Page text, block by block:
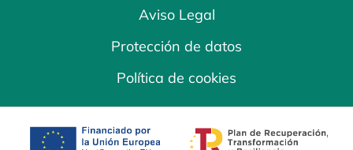
Aviso Legal
Protección de datos
Política de cookies
opens in a new tab opens in a new